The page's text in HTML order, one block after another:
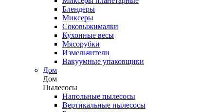
Блендеры
Миксеры
Соковыжималки
Кухонные весы
Мясорубки
Измельчители
Вакуумные упаковщики
Дом
Дом
Пылесосы
Напольные пылесосы
Вертикальные пылесосы